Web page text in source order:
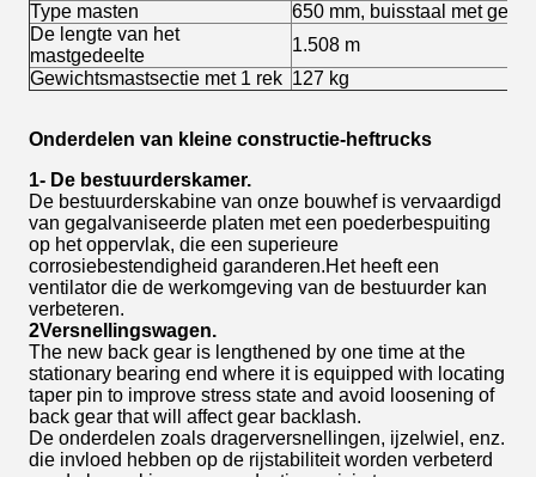
Type masten
650 mm, buisstaal met
De lengte van het
mastgedeelte
1.508 m
Gewichtsmastsectie met 1 rek 127 kg
Onderdelen van kleine constructie-heftrucks
1- De bestuurderskamer.
De bestuurderskabine van onze bouwhef is vervaardigd
van gegalvaniseerde platen met een poederbespuiting
op het oppervlak, die een superieure
corrosiebestendigheid garanderen.Het heeft een
ventilator die de werkomgeving van de bestuurder kan
verbeteren.
2Versnellingswagen.
The new back gear is lengthened by one time at the
stationary bearing end where it is equipped with locating
taper pin to improve stress state and avoid loosening of
back gear that will affect gear backlash.
De onderdelen zoals dragerversnellingen, ijzelwiel, enz.
die invloed hebben op de rijstabiliteit worden verbeterd